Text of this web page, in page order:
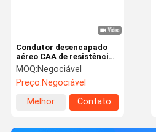
Condutor desencapado
aéreo CAA de resistência
comum para transmissão
de energia - Cabo de linha
aérea reforçado com aço
do condutor de alumínio
ASTM B232 IEC 61089
MOQ:Negociável
Preço:Negociável
Melhor
Contato